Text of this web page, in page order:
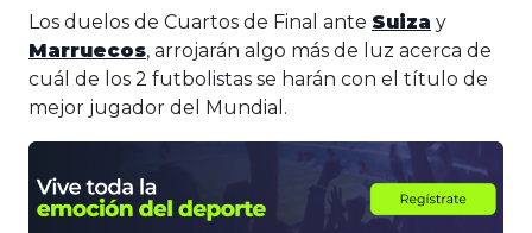
Los duelos de Cuartos de Final ante Suiza y
Marruecos, arrojarán algo más de luz acerca de
cuál de los 2 futbolistas se harán con el título de
mejor jugador del Mundial.